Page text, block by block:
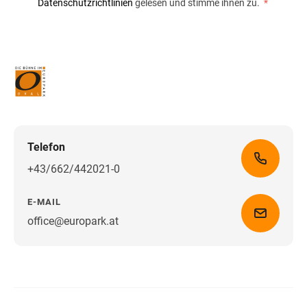
Datenschutzrichtlinien gelesen und stimme ihnen zu. *
Telefon
+43/662/442021-0
E-MAIL
office@europark.atWegbeschreibung erhalten